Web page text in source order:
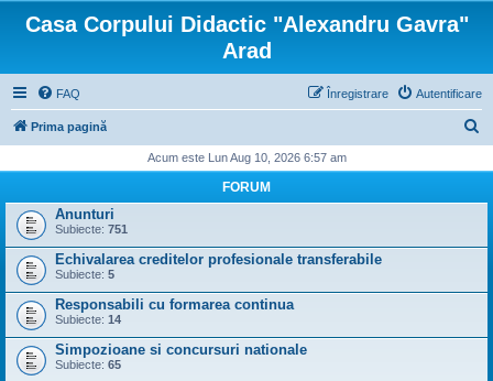
Casa Corpului Didactic "Alexandru Gavra"
Arad
FAQ Autentificare
Înregistrare
Prima pagină
t
Acum este Lun Aug 10, 2026 6:57 am
FORUM
Anunturi
Subiecte: 751
Echivalarea creditelor profesionale transferabile
Subiecte: 5
Responsabili cu formarea continua
Subiecte: 14
Simpozioane si concursuri nationale
Subiecte: 65